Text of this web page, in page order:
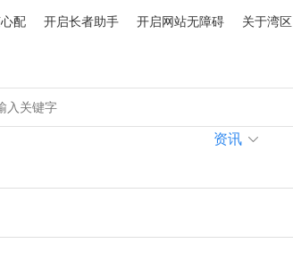
配 开启长者助手 开启网站无障碍 关于湾区
资讯